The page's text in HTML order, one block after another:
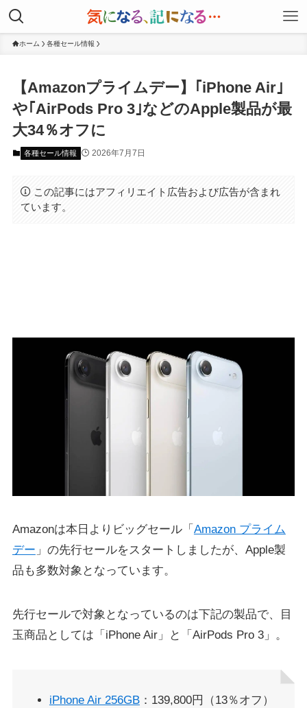
ホーム 各種セール情報
【Amazonプライムデー】｢iPhone Air｣
や｢AirPods Pro 3｣などのApple製品が最
大34％オフに
各種セール情報 2026年7月7日
この記事にはアフィリエイト広告および広告が含まれ
ています。
Amazonは本日よりビッグセール「 Amazon プライム
デー 」の先行セールをスタートしましたが、Apple製
品も多数対象となっています。
先行セールで対象となっているのは下記の製品で、目
玉商品としては「iPhone Air」と「AirPods Pro 3」。
iPhone Air 256GB：139,800円（13％オフ）